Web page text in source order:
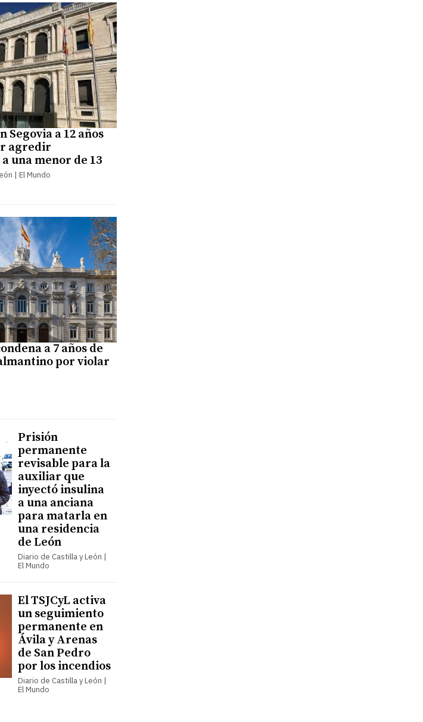
Segovia a 12 años
agredir
una menor de 13
| El Mundo
a 7 años de
por violar
Prisión
permanente
revisable para la
auxiliar que
inyectó insulina
a una anciana
para matarla en
una residencia
de León
Diario de Castilla y León |
El Mundo
El TSJCyL activa
un seguimiento
permanente en
Ávila y Arenas
de San Pedro
por los incendios
Diario de Castilla y León |
El Mundo